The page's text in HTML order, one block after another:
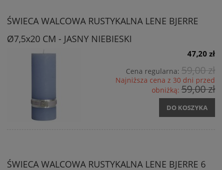
ŚWIECA WALCOWA RUSTYKALNA LENE BJERRE
Ø7,5x20 CM - JASNY NIEBIESKI
47,20 zł
Cena regularna: 59,00 zł
Najniższa cena z 30 dni przed
obniżką: 59,00 zł
DO KOSZYKA
ŚWIECA WALCOWA RUSTYKALNA LENE BJERRE 6